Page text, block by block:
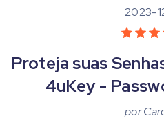
2023-
Proteja suas
4uKey -
por